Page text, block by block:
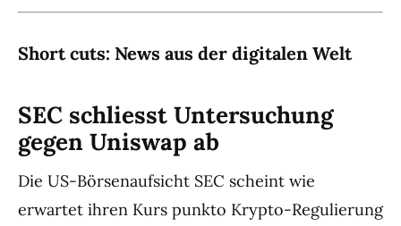
Short cuts: News aus der digitalen Welt
SEC schliesst Untersuchung
gegen Uniswap ab
Die US-Börsenaufsicht SEC scheint wie
erwartet ihren Kurs punkto Krypto-Regulierung